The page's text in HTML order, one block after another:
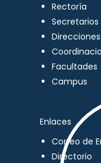
Rectoría
Secretarios
Direcciones
Facultades
Campus
Enlaces
Correo de
Directorio